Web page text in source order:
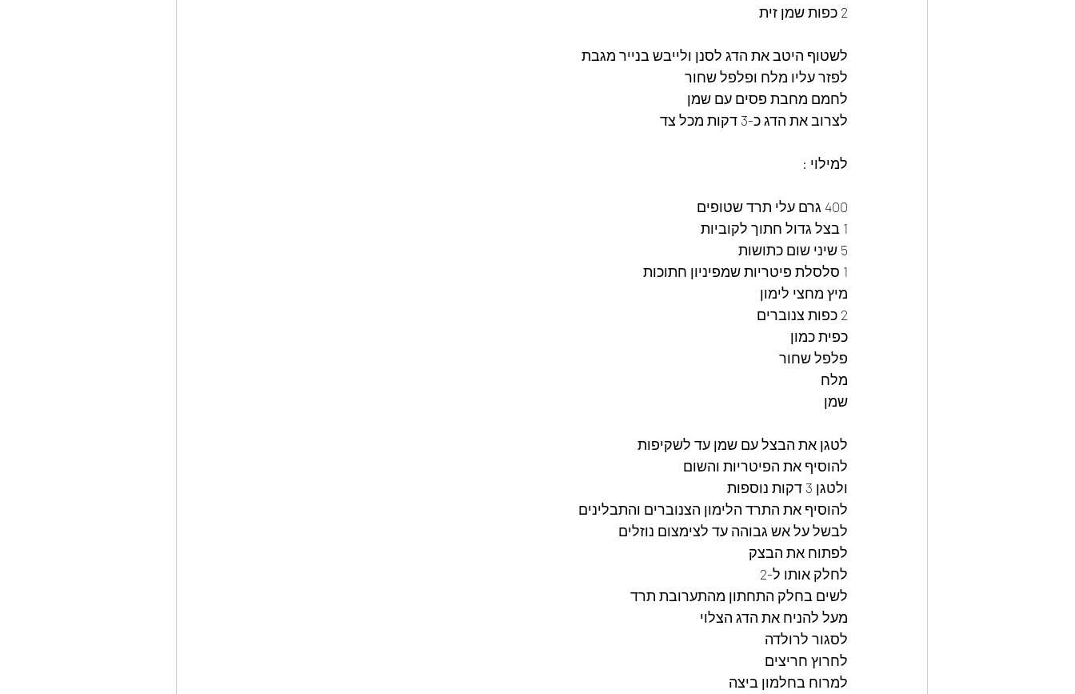
2 כפות שמן זית
לשטוף היטב את הדג לסנן ולייבש בנייר מגבת
לפזר עליו מלח ופלפל שחור
לחמם מחבת פסים עם שמן
לצרוב את הדג כ-3 דקות מכל צד
למילוי :
400 גרם עלי תרד שטופים
1 בצל גדול חתוך לקוביות
5 שיני שום כתושות
1 סלסלת פיטריות שמפיניון חתוכות
מיץ מחצי לימון
2 כפות צנוברים
כפית כמון
פלפל שחור
מלח
שמן
לטגן את הבצל עם שמן עד לשקיפות
להוסיף את הפיטריות והשום
ולטגן 3 דקות נוספות
להוסיף את התרד הלימון הצנוברים והתבלינים
לבשל על אש גבוהה עד לצימצום נוזלים
לפתוח את הבצק
לחלק אותו ל-2
לשים בחלק התחתון מהתערובת תרד
מעל להניח את הדג הצלוי
לסגור לרולדה
לחרוץ חריצים
למרוח בחלמון ביצה